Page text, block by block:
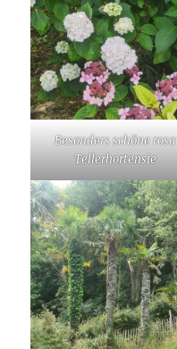
Besonders schöne rosa
Tellerhortensie